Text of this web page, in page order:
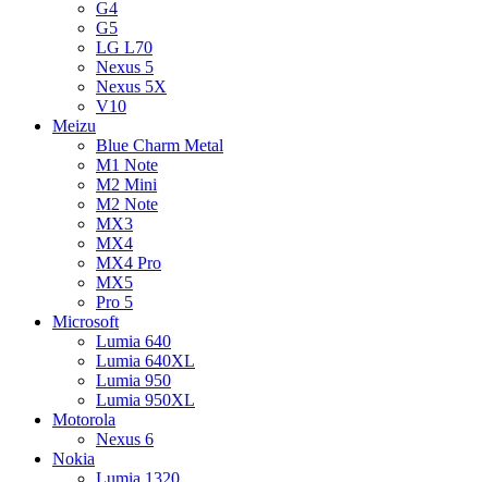
G4
G5
LG L70
Nexus 5
Nexus 5X
V10
Meizu
Blue Charm Metal
M1 Note
M2 Mini
M2 Note
MX3
MX4
MX4 Pro
MX5
Pro 5
Microsoft
Lumia 640
Lumia 640XL
Lumia 950
Lumia 950XL
Motorola
Nexus 6
Nokia
Lumia 1320